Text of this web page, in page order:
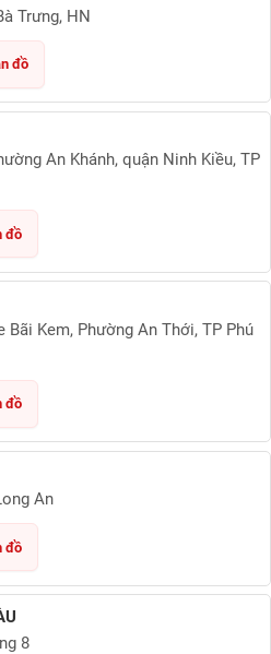
Trưng, HN
đồ
An Khánh, quận Ninh Kiều, TP
đồ
Bãi Kem, Phường An Thới, TP Phú
đồ
An
đồ
8